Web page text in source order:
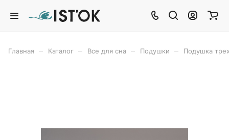
Главная Каталог Все для сна Подушки Подушка